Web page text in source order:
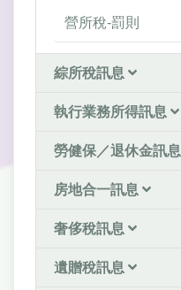
營所稅-罰則
綜所稅訊息
執行業務所得訊息
勞健保／退休金訊息
房地合一訊息
奢侈稅訊息
遺贈稅訊息